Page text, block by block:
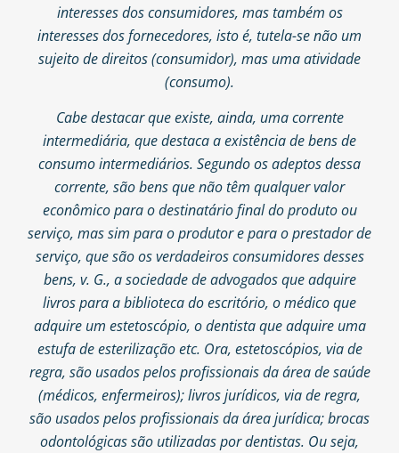
interesses dos consumidores, mas também os
interesses dos fornecedores, isto é, tutela-se não um
sujeito de direitos (consumidor), mas uma atividade
(consumo).
Cabe destacar que existe, ainda, uma corrente
intermediária, que destaca a existência de bens de
consumo intermediários. Segundo os adeptos dessa
corrente, são bens que não têm qualquer valor
econômico para o destinatário final do produto ou
serviço, mas sim para o produtor e para o prestador de
serviço, que são os verdadeiros consumidores desses
bens, v. G., a sociedade de advogados que adquire
livros para a biblioteca do escritório, o médico que
adquire um estetoscópio, o dentista que adquire uma
estufa de esterilização etc. Ora, estetoscópios, via de
regra, são usados pelos profissionais da área de saúde
(médicos, enfermeiros); livros jurídicos, via de regra,
são usados pelos profissionais da área jurídica; brocas
odontológicas são utilizadas por dentistas. Ou seja,